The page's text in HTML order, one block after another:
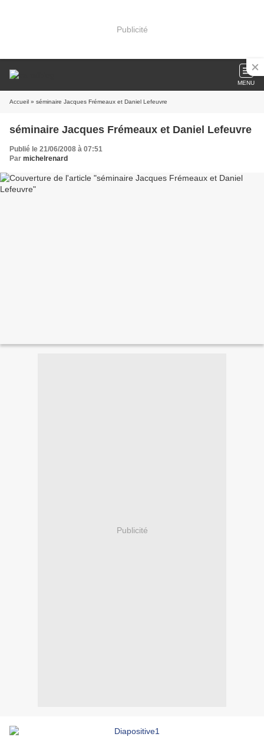
Publicité
MENU
Accueil » séminaire Jacques Frémeaux et Daniel Lefeuvre
séminaire Jacques Frémeaux et Daniel Lefeuvre
Publié le 21/06/2008 à 07:51
Par michelrenard
Publicité